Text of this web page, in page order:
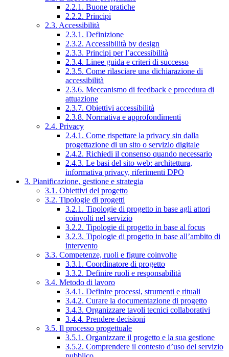
2.2.1. Buone pratiche
2.2.2. Principi
2.3. Accessibilità
2.3.1. Definizione
2.3.2. Accessibilità by design
2.3.3. Principi per l’accessibilità
2.3.4. Linee guida e criteri di successo
2.3.5. Come rilasciare una dichiarazione di
accessibilità
2.3.6. Meccanismo di feedback e procedura di
attuazione
2.3.7. Obiettivi accessibilità
2.3.8. Normativa e approfondimenti
2.4. Privacy
2.4.1. Come rispettare la privacy sin dalla
progettazione di un sito o servizio digitale
2.4.2. Richiedi il consenso quando necessario
2.4.3. Le basi del sito web: architettura,
informativa privacy, riferimenti DPO
3. Pianificazione, gestione e strategia
3.1. Obiettivi del progetto
3.2. Tipologie di progetti
3.2.1. Tipologie di progetto in base agli attori
coinvolti nel servizio
3.2.2. Tipologie di progetto in base al focus
3.2.3. Tipologie di progetto in base all’ambito di
intervento
3.3. Competenze, ruoli e figure coinvolte
3.3.1. Coordinatore di progetto
3.3.2. Definire ruoli e responsabilità
3.4. Metodo di lavoro
3.4.1. Definire processi, strumenti e rituali
3.4.2. Curare la documentazione di progetto
3.4.3. Organizzare tavoli tecnici collaborativi
3.4.4. Prendere decisioni
3.5. Il processo progettuale
3.5.1. Organizzare il progetto e la sua gestione
3.5.2. Comprendere il contesto d’uso del servizio